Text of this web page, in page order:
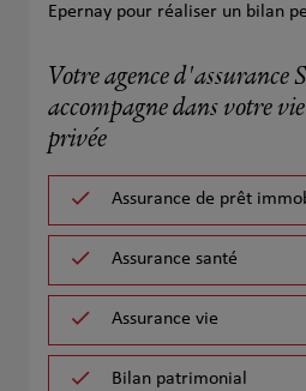
Epernay pour réaliser un bilan
Votre agence d'assurance
accompagne dans votre
privée
Assurance de prêt
Assurance santé
Assurance vie
Bilan patrimonial